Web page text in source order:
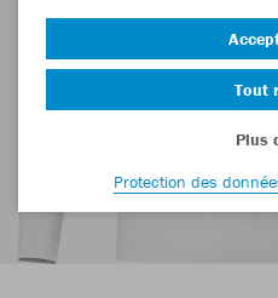
Tout
Plus
Protection des